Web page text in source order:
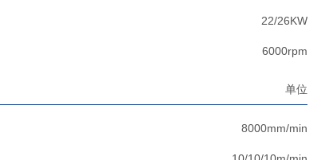
22/26KW
6000rpm
单位
8000mm/min